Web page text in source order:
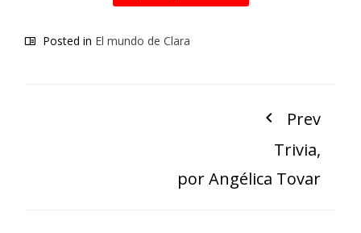
Posted in El mundo de Clara
Prev
Trivia,
por Angélica Tovar